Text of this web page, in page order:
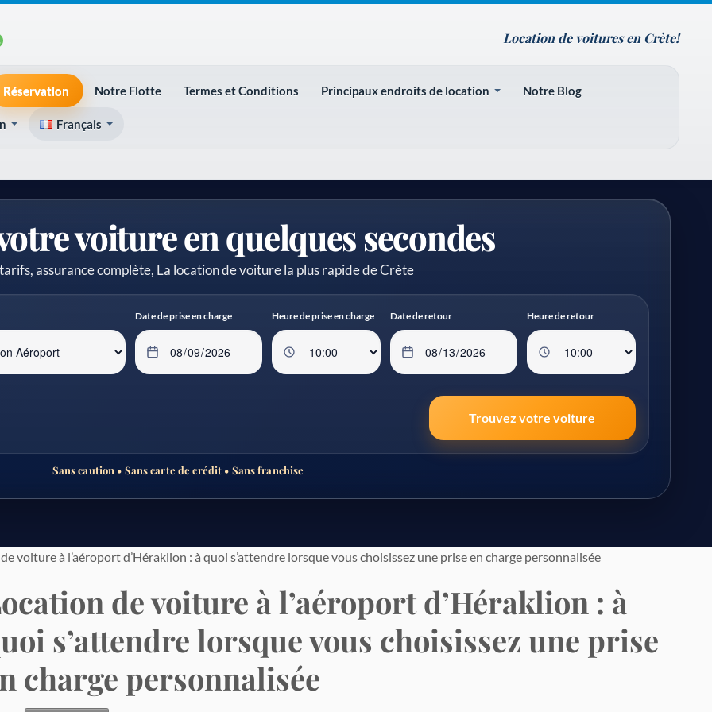
voiture en quelques secondes
assurance complète, La location de voiture la plus rapide de Crète
Date de prise en charge Heure de prise en charge Date de retour Heure de retour
Trouvez votre voiture
Sans caution • Sans carte de crédit • Sans franchise
Location de voitures en Crète!
Réservation Notre Flotte Termes et Conditions Principaux endroits de location Notre Blog
Français
voiture à l’aéroport d’Héraklion : à quoi s’attendre lorsque vous choisissez une prise en charge personnalisée
de voiture à l’aéroport d’Héraklion : à
s’attendre lorsque vous choisissez une prise
charge personnalisée